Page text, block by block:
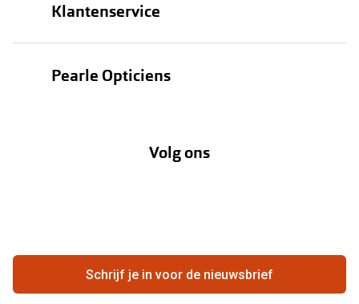
Klantenservice
Verzending
Hier de overeenkomst ontbinden
Zorgvergoeding
Pearle Opticiens
Ondernemen bij Pearle
Beste winkelketen
Volg ons
Schrijf je in voor de nieuwsbrief